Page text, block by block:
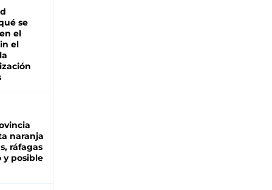
se
el
el
naranja
ráfagas
y posible